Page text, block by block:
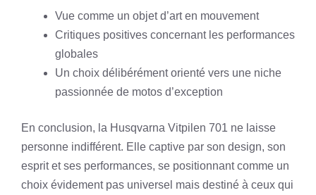
Vue comme un objet d’art en mouvement
Critiques positives concernant les performances
globales
Un choix délibérément orienté vers une niche
passionnée de motos d’exception
En conclusion, la Husqvarna Vitpilen 701 ne laisse
personne indifférent. Elle captive par son design, son
esprit et ses performances, se positionnant comme un
choix évidement pas universel mais destiné à ceux qui